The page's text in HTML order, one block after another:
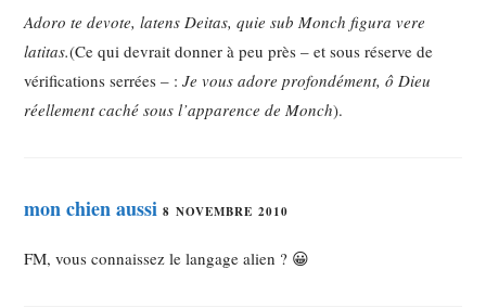
Adoro te devote, latens Deitas, quie sub Monch figura vere
latitas.(Ce qui devrait donner à peu près – et sous réserve de
vérifications serrées – :Je vous adore profondément, ô Dieu
réellement caché sous l’apparence de Monch).
mon chien aussi 8 NOVEMBRE 2010
FM, vous connaissez le langage alien ? 😀